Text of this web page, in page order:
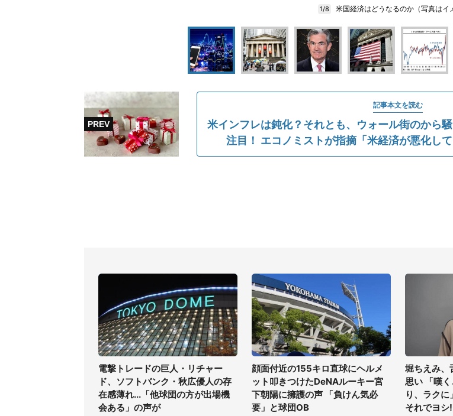
1/8 米国経済はどうなるのか（写真はイ
記事本文を読む
米インフレは鈍化？それとも、ウォール街のから
注目！ エコノミストが指摘「米経済が悪化し
電撃トレードの巨人・リチャー
ド、ソフトバンク・秋広優人の存
在感薄れ...「他球団の方が出場機
会ある」の声が
顔面付近の155キロ直球にヘルメ
ット叩きつけたDeNAルーキー宮
下朝陽に擁護の声 「負けん気必
要」と球団OB
堀ちえみ、
思い 「嘆
り、ラク
それでヨシ!